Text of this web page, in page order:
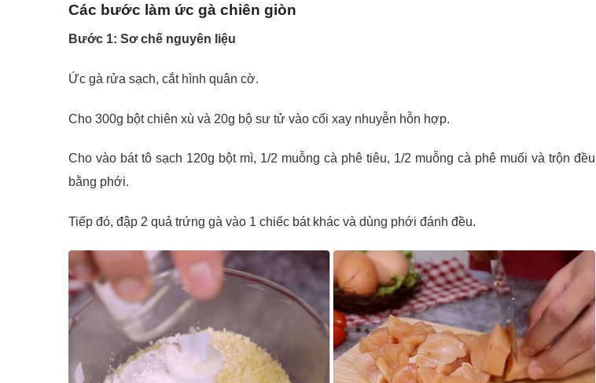
Các bước làm ức gà chiên giòn
Bước 1: Sơ chế nguyên liệu
Ức gà rửa sạch, cắt hình quân cờ.
Cho 300g bột chiên xù và 20g bộ sư tử vào cối xay nhuyễn hỗn hợp.
Cho vào bát tô sạch 120g bột mì, 1/2 muỗng cà phê tiêu, 1/2 muỗng cà phê muối và trộn đều
bằng phới.
Tiếp đó, đập 2 quả trứng gà vào 1 chiếc bát khác và dùng phới đánh đều.